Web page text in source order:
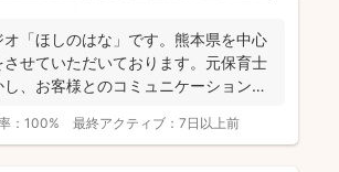
オ「ほしのはな」です。熊本県を中心
させていただいております。元保育士
、お客様とのコミュニケーションを
： 100% 最終アクティブ： 7日以上前